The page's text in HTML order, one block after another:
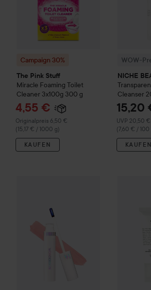
Campaign 30%
The Pink Stuff
Miracle Foaming Toilet
Cleaner 3x100g 300 g
Angebotspreis
4,55 €
Originalpreis 6,50 €
Regulärer Preis 6,50 €
(15,17 € / 1000 g)
KAUFEN
WOW-
NICHE
Cleanser
15,20
UVP 20,50 €
Empfohlener
(7,60 € / 100
KAUFEN